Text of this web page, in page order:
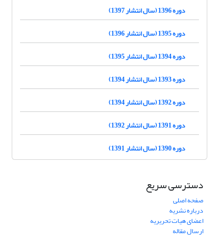
دوره 1396 (سال انتشار 1397)
دوره 1395 (سال انتشار 1396)
دوره 1394 (سال انتشار 1395)
دوره 1393 (سال انتشار 1394)
دوره 1392 (سال انتشار 1394)
دوره 1391 (سال انتشار 1392)
دوره 1390 (سال انتشار 1391)
دسترسی سریع
صفحه اصلی
درباره نشریه
اعضای هیات تحریریه
ارسال مقاله